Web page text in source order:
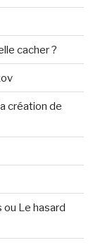
cacher ?
création de
Le hasard